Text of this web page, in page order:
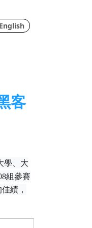
English
客
學、大
組參賽
績，